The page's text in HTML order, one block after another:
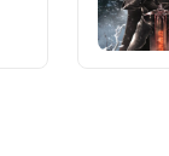
ามังกรทั้งหมด